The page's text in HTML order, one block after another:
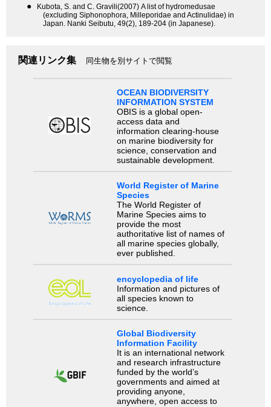
●
Kubota, S. and C. Gravili(2007) A list of hydromedusae
(excluding Siphonophora, Milleporidae and Actinulidae) in
Japan. Nanki Seibutu, 49(2), 189-204 (in Japanese).
関連リンク集 同生物を別サイトで閲覧
OCEAN BIODIVERSITY
INFORMATION SYSTEM
OBIS is a global open-
access data and
information clearing-house
on marine biodiversity for
science, conservation and
sustainable development.
World Register of Marine
Species
The World Register of
Marine Species aims to
provide the most
authoritative list of names of
all marine species globally,
ever published.
encyclopedia of life
Information and pictures of
all species known to
science.
Global Biodiversity
Information Facility
It is an international network
and research infrastructure
funded by the world’s
governments and aimed at
providing anyone,
anywhere, open access to